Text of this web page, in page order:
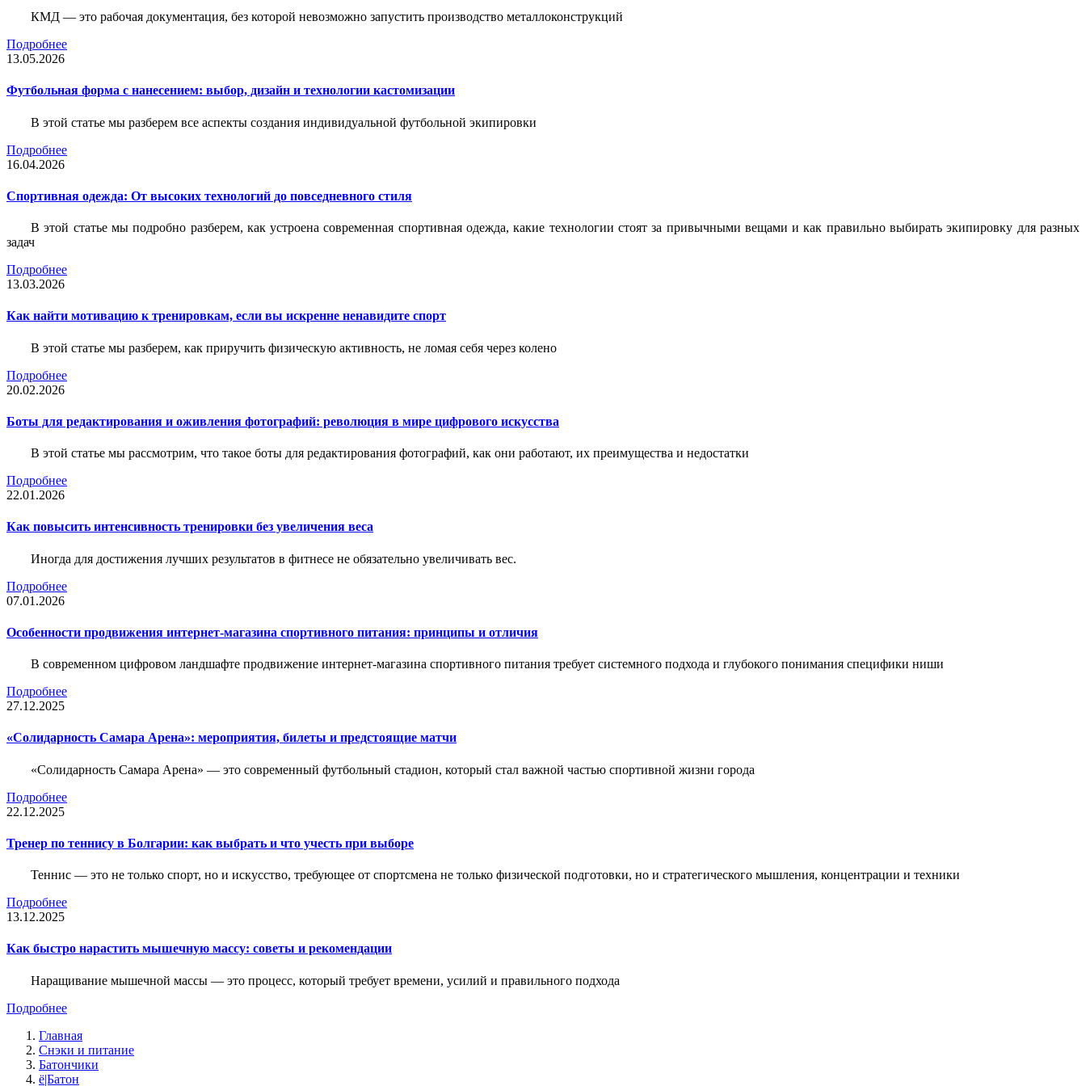
КМД — это рабочая документация, без которой невозможно запустить производство металлоконструкций
Подробнее
13.05.2026
Футбольная форма с нанесением: выбор, дизайн и технологии кастомизации
В этой статье мы разберем все аспекты создания индивидуальной футбольной экипировки
Подробнее
16.04.2026
Спортивная одежда: От высоких технологий до повседневного стиля
В этой статье мы подробно разберем, как устроена современная спортивная одежда, какие технологии стоят за привычными вещами и как правильно выбирать экипировку для разных
задач
Подробнее
13.03.2026
Как найти мотивацию к тренировкам, если вы искренне ненавидите спорт
В этой статье мы разберем, как приручить физическую активность, не ломая себя через колено
Подробнее
20.02.2026
Боты для редактирования и оживления фотографий: революция в мире цифрового искусства
В этой статье мы рассмотрим, что такое боты для редактирования фотографий, как они работают, их преимущества и недостатки
Подробнее
22.01.2026
Как повысить интенсивность тренировки без увеличения веса
Иногда для достижения лучших результатов в фитнесе не обязательно увеличивать вес.
Подробнее
07.01.2026
Особенности продвижения интернет-магазина спортивного питания: принципы и отличия
В современном цифровом ландшафте продвижение интернет-магазина спортивного питания требует системного подхода и глубокого понимания специфики ниши
Подробнее
27.12.2025
«Солидарность Самара Арена»: мероприятия, билеты и предстоящие матчи
«Солидарность Самара Арена» — это современный футбольный стадион, который стал важной частью спортивной жизни города
Подробнее
22.12.2025
Тренер по теннису в Болгарии: как выбрать и что учесть при выборе
Теннис — это не только спорт, но и искусство, требующее от спортсмена не только физической подготовки, но и стратегического мышления, концентрации и техники
Подробнее
13.12.2025
Как быстро нарастить мышечную массу: советы и рекомендации
Наращивание мышечной массы — это процесс, который требует времени, усилий и правильного подхода
Подробнее
Главная
Снэки и питание
Батончики
ё|Батон